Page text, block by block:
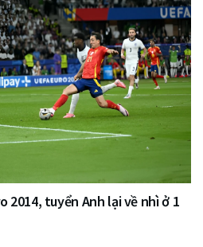
2014, tuyển Anh lại về nhì ở 1